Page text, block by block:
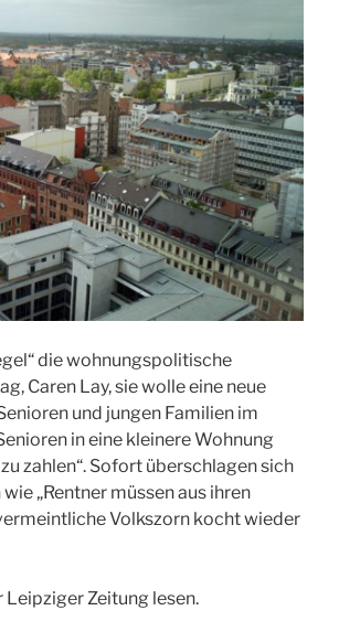
die wohnungspolitische
Caren Lay, sie wolle eine neue
und jungen Familien im
in eine kleinere Wohnung
zahlen“. Sofort überschlagen sich
„Rentner müssen aus ihren
Volkszorn kocht wieder
Leipziger Zeitung lesen.